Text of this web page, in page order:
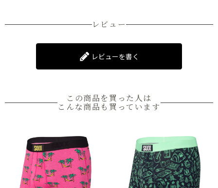
レビュー
レビューを書く
この商品を買った人は
こんな商品も買っています